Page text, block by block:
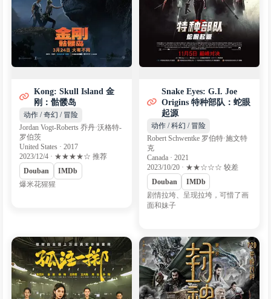
Kong: Skull Island 金
刚：骷髅岛
动作 / 奇幻 / 冒险
Jordan Vogt-Roberts 乔丹·沃格特-
罗伯茨
United States · 2017
2023/12/4 · ★★★★☆ 推荐
Douban
IMDb
爆米花猩猩
Snake Eyes: G.I. Joe
Origins 特种部队：蛇眼
起源
动作 / 科幻 / 冒险
Robert Schwentke 罗伯特·施文特
克
Canada · 2021
2023/10/20 · ★★☆☆☆ 较差
Douban
IMDb
剧情拉垮、呈现拉垮，可惜了画
面和妹子